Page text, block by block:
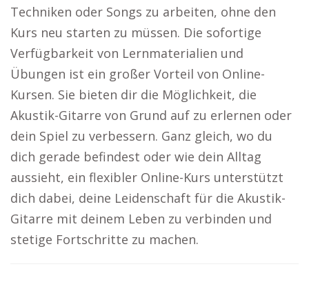
Techniken oder Songs zu arbeiten, ohne den
Kurs neu starten zu müssen. Die sofortige
Verfügbarkeit von Lernmaterialien und
Übungen ist ein großer Vorteil von Online-
Kursen. Sie bieten dir die Möglichkeit, die
Akustik-Gitarre von Grund auf zu erlernen oder
dein Spiel zu verbessern. Ganz gleich, wo du
dich gerade befindest oder wie dein Alltag
aussieht, ein flexibler Online-Kurs unterstützt
dich dabei, deine Leidenschaft für die Akustik-
Gitarre mit deinem Leben zu verbinden und
stetige Fortschritte zu machen.